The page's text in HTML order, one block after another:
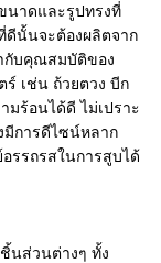
นาดและรูปทรงที่
นั้นจะต้องผลิตจาก
กับคุณสมบัติของ
เช่น ถ้วยตวง บีก
มร้อนได้ดี ไม่เปราะ
มีการดีไซน์หลาก
รรถรสในการสูบได้
นส่วนต่างๆ ทั้ง